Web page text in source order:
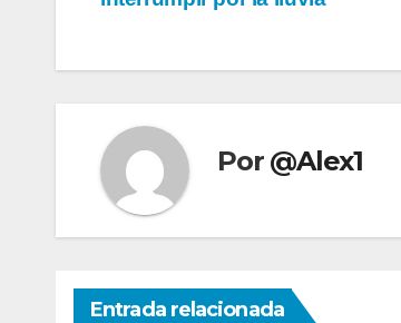
Por @Alex1
Entrada relacionada